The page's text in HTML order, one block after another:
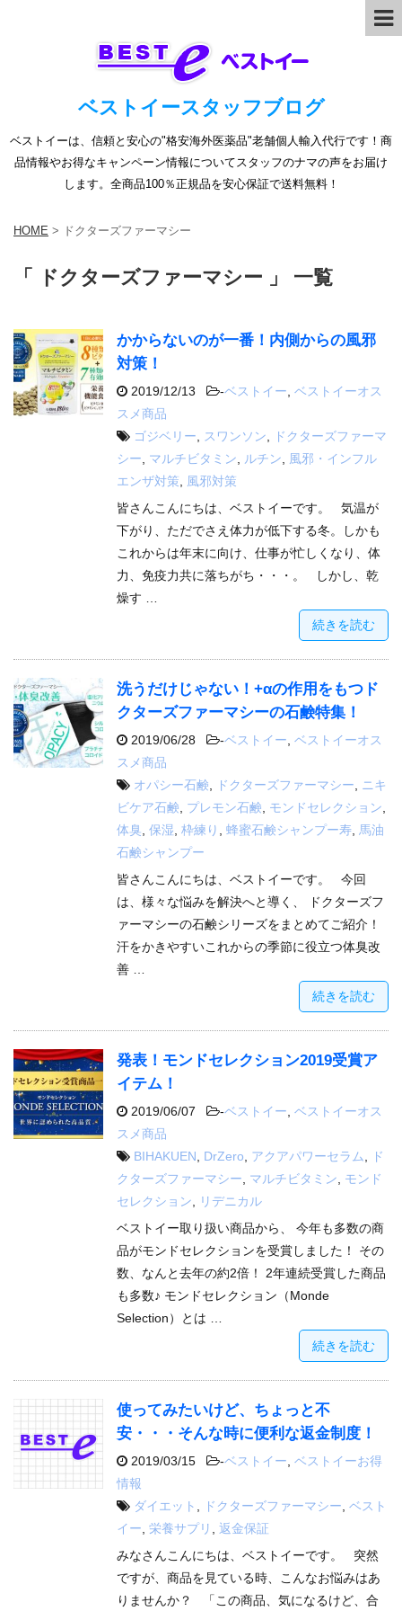
ベストイースタッフブログ
ベストイーは、信頼と安心の"格安海外医薬品"老舗個人輸入代行です！商
品情報やお得なキャンペーン情報についてスタッフのナマの声をお届け
します。全商品100％正規品を安心保証で送料無料！
HOME > ドクターズファーマシー
「 ドクターズファーマシー 」 一覧
かからないのが一番！内側からの風邪
対策！
2019/12/13 -ベストイー ベストイーオス
スメ商品
ゴジベリー
スワンソン
ドクターズファーマ
シー
マルチビタミン ルチン
風邪・インフル
エンザ対策
風邪対策
皆さんこんにちは、ベストイーです。 気温が
下がり、ただでさえ体力が低下する冬。しかも
これからは年末に向け、仕事が忙しくなり、体
力、免疫力共に落ちがち・・・。 しかし、乾
燥す …
続きを読む
洗うだけじゃない！+αの作用をもつド
クターズファーマシーの石鹸特集！
2019/06/28 -ベストイー ベストイーオス
スメ商品
オパシー石鹸
ドクターズファーマシー
ニキ
ビケア石鹸
プレモン石鹸 モンドセレクション
体臭 保湿 枠練り 蜂蜜石鹸シャンプー寿 馬油
石鹸シャンプー
皆さんこんにちは、ベストイーです。 今回
は、様々な悩みを解決へと導く、 ドクターズフ
ァーマシーの石鹸シリーズをまとめてご紹介！
汗をかきやすいこれからの季節に役立つ体臭改
善 …
続きを読む
発表！モンドセレクション2019受賞ア
イテム！
2019/06/07 -ベストイー, ベストイーオス
スメ商品
BIHAKUEN, DrZero, アクアパワーセラム,
ド
クターズファーマシー, マルチビタミン, モンド
セレクション, リデニカル
ベストイー取り扱い商品から、 今年も多数の商
品がモンドセレクションを受賞しました！ その
数、なんと去年の約2倍！ 2年連続受賞した商品
も多数♪ モンドセレクション（Monde
Selection）とは …
続きを読む
使ってみたいけど、ちょっと不
安・・・そんな時に便利な返金制度！
2019/03/15 -ベストイー ベストイーお得
情報
ダイエット
ドクターズファーマシー ベスト
イー 栄養サプリ
返金保証
みなさんこんにちは、ベストイーです。 突然
ですが、商品を見ている時、こんなお悩みはあ
りませんか？ 「この商品、気になるけど、合